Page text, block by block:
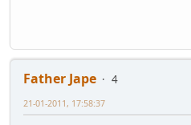
Father Jape
4
21-01-2011, 17:58:37